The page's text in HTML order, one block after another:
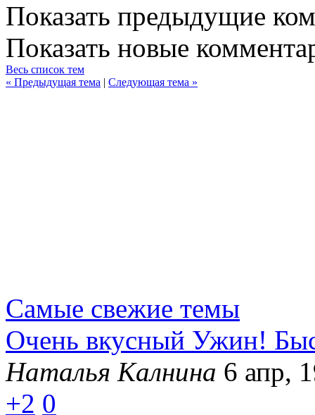
Показать предыдущие
Показать новые
Весь список тем
« Предыдущая тема | Следующая тема »
Самые свежие темы
Очень вкусный Ужин!
Наталья Калнина 6 апр,
+2 0